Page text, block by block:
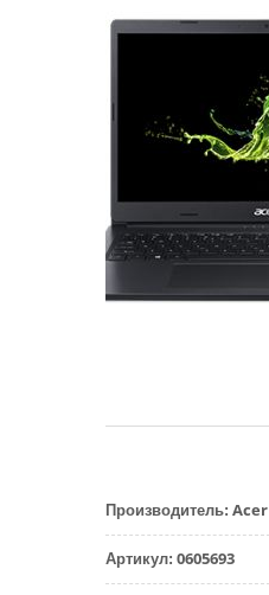
Производитель: Acer
Артикул: 0605693